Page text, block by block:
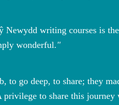
writing courses is
wonderful.
go deep, to share; they
privilege to share this journey